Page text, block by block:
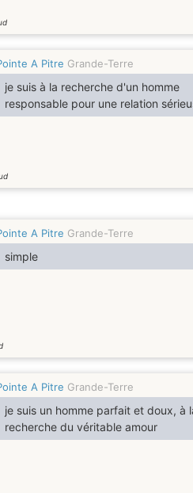
A Pitre Grande-Terre
je suis à la recherche d'un homme
responsable pour une relation
A Pitre Grande-Terre
simple
A Pitre Grande-Terre
je suis un homme parfait et doux, à
recherche du véritable amour